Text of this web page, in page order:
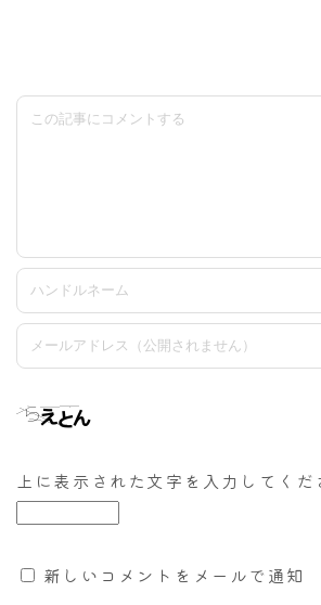
上に表示された文字を入力してくだ
新しいコメントをメールで通知